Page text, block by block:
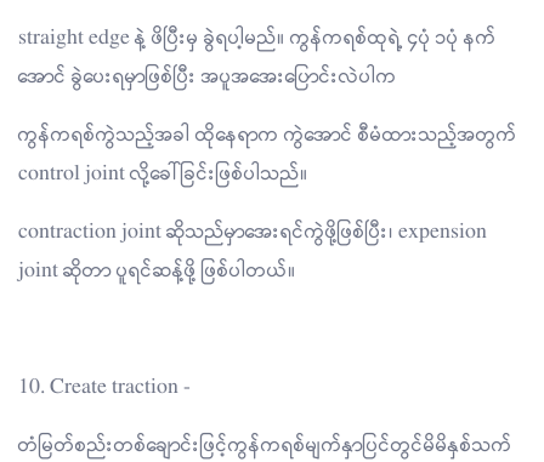
straight edge နဲ့ ဖိပြီးမှ ခွဲရပါ့မည်။ ကွန်ကရစ်ထုရဲ့ ၄ပုံ ၁ပုံ နက်
အောင် ခွဲပေးရမှာဖြစ်ပြီး အပူအအေးပြောင်းလဲပါက
ကွန်ကရစ်ကွဲသည့်အခါ ထိုနေရာက ကွဲအောင် စီမံထားသည့်အတွက်
control joint လို့ခေါ်ခြင်းဖြစ်ပါသည်။
contraction joint ဆိုသည်မှာအေးရင်ကွဲဖို့ဖြစ်ပြီး၊ expension
joint ဆိုတာ ပူရင်ဆန့်ဖို့ ဖြစ်ပါတယ်။
10. Create traction -
တံမြတ်စည်းတစ်ချောင်းဖြင့်ကွန်ကရစ်မျက်နှာပြင်တွင်မိမိနှစ်သက်